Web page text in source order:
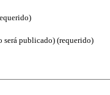
será publicado) (requerido)